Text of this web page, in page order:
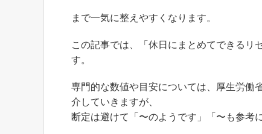
まで一気に整えやすくなります。
この記事では、「休日にまとめてできるリ
す。
専門的な数値や目安については、厚生労働
介していきますが、
断定は避けて「〜のようです」「〜も参考